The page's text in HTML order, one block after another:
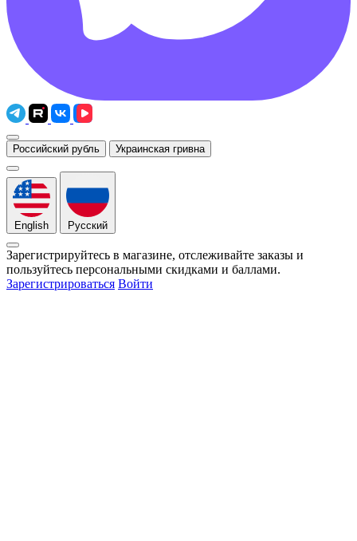
Российский рубль Украинская гривна
English Русский
Зарегистрируйтесь в магазине, отслеживайте заказы и
пользуйтесь персональными скидками и баллами.
Зарегистрироваться Войти